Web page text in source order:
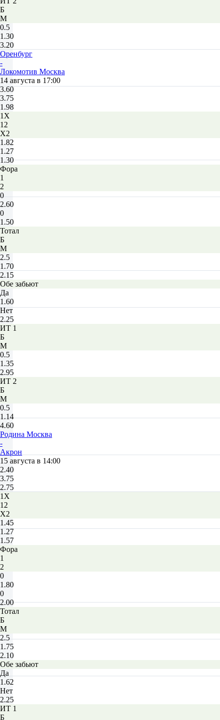
Б
М
0.5
1.30
3.20
Оренбург
-
Локомотив Москва
14 августа в 17:00
3.60
3.75
1.98
1X
12
X2
1.82
1.27
1.30
Фора
1
2
0
2.60
0
1.50
Тотал
Б
М
2.5
1.70
2.15
Обе забьют
Да
1.60
Нет
2.25
ИТ 1
Б
М
0.5
1.35
2.95
ИТ 2
Б
М
0.5
1.14
4.60
Родина Москва
-
Акрон
15 августа в 14:00
2.40
3.75
2.75
1X
12
X2
1.45
1.27
1.57
Фора
1
2
0
1.80
0
2.00
Тотал
Б
М
2.5
1.75
2.10
Обе забьют
Да
1.62
Нет
2.25
ИТ 1
Б